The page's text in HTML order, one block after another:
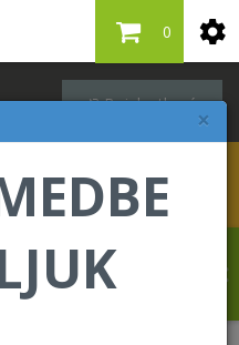
×
Bejelentkezés
0
Önt a Forever Living
áruházában!